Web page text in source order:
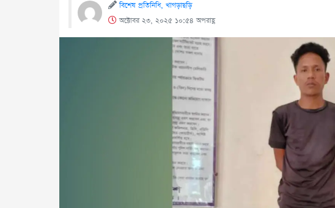
বিশেষ প্রতিনিধি, খাগড়াছড়ি
অক্টোবর ২৩, ২০২৫ ১০:৫৪ অপরাহ্ণ